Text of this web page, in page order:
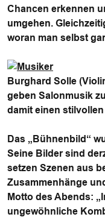
Chancen erkennen
umgehen.
woran man selbst
Burghard Solle
geben Salonmusik
damit einen
Das „Bühnenbild“
Seine Bilder sind
setzen Szenen aus
Zusammenhänge
Motto des Abends:
ungewöhnliche